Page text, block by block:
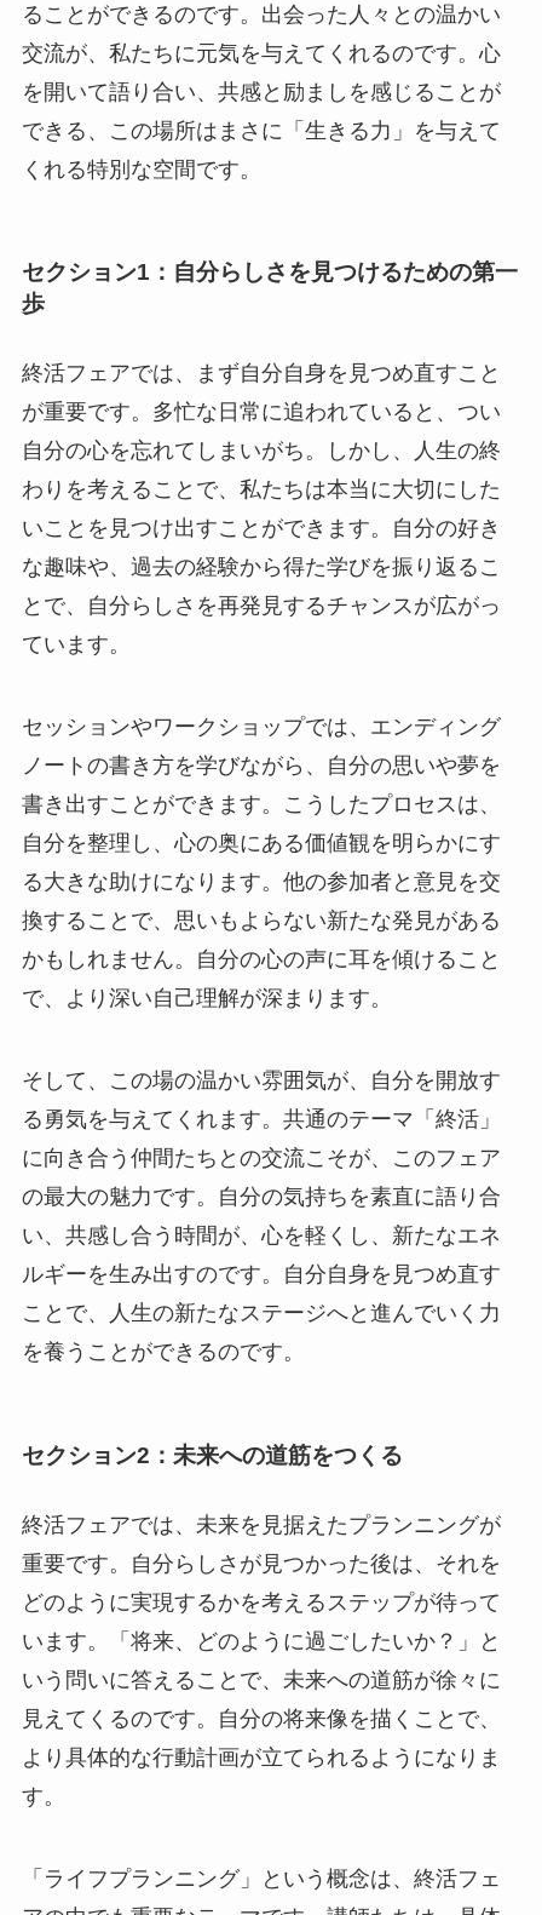
ることができるのです。出会った人々との温かい
交流が、私たちに元気を与えてくれるのです。心
を開いて語り合い、共感と励ましを感じることが
できる、この場所はまさに「生きる力」を与えて
くれる特別な空間です。
セクション1：自分らしさを見つけるための第一
歩
終活フェアでは、まず自分自身を見つめ直すこと
が重要です。多忙な日常に追われていると、つい
自分の心を忘れてしまいがち。しかし、人生の終
わりを考えることで、私たちは本当に大切にした
いことを見つけ出すことができます。自分の好き
な趣味や、過去の経験から得た学びを振り返るこ
とで、自分らしさを再発見するチャンスが広がっ
ています。
セッションやワークショップでは、エンディング
ノートの書き方を学びながら、自分の思いや夢を
書き出すことができます。こうしたプロセスは、
自分を整理し、心の奥にある価値観を明らかにす
る大きな助けになります。他の参加者と意見を交
換することで、思いもよらない新たな発見がある
かもしれません。自分の心の声に耳を傾けること
で、より深い自己理解が深まります。
そして、この場の温かい雰囲気が、自分を開放す
る勇気を与えてくれます。共通のテーマ「終活」
に向き合う仲間たちとの交流こそが、このフェア
の最大の魅力です。自分の気持ちを素直に語り合
い、共感し合う時間が、心を軽くし、新たなエネ
ルギーを生み出すのです。自分自身を見つめ直す
ことで、人生の新たなステージへと進んでいく力
を養うことができるのです。
セクション2：未来への道筋をつくる
終活フェアでは、未来を見据えたプランニングが
重要です。自分らしさが見つかった後は、それを
どのように実現するかを考えるステップが待って
います。「将来、どのように過ごしたいか？」と
いう問いに答えることで、未来への道筋が徐々に
見えてくるのです。自分の将来像を描くことで、
より具体的な行動計画が立てられるようになりま
す。
「ライフプランニング」という概念は、終活フェ